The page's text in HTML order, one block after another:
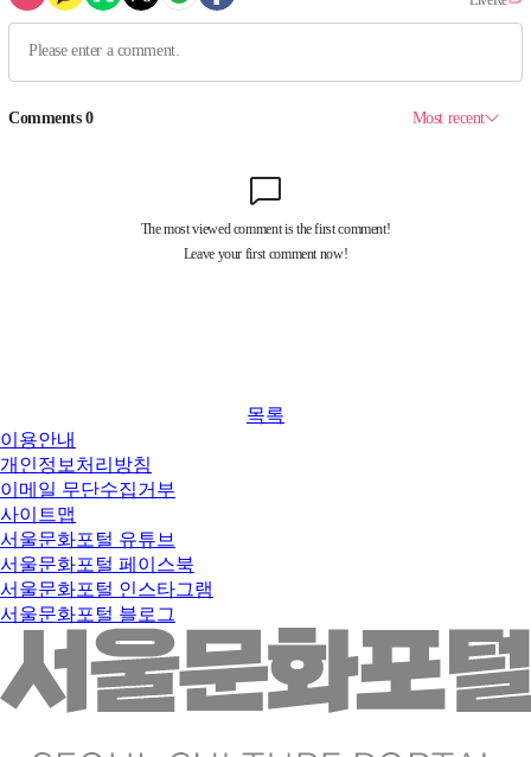
목록
이용안내
개인정보처리방침
이메일 무단수집거부
사이트맵
서울문화포털 유튜브
서울문화포털 페이스북
서울문화포털 인스타그램
서울문화포털 블로그